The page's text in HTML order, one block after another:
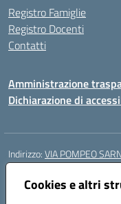
Cookies e altri
Registro Famiglie
Registro Docenti
Contatti
Amministrazione
Dichiarazione di
Indirizzo:VIA POMPEO
Centralino:
Posta elettronica